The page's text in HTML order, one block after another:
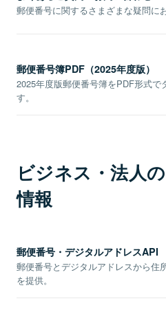
郵便番号に関するさまざまな疑問に
郵便番号簿PDF（2025年度版）
2025年度版郵便番号簿をPDF形式で
す。
ビジネス・法人
情報
郵便番号・デジタルアドレスAPI
郵便番号とデジタルアドレスから住
を提供。